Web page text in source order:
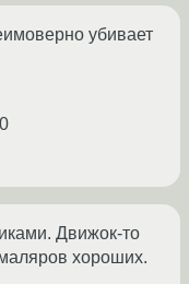
убивает
Движок-то
хороших.